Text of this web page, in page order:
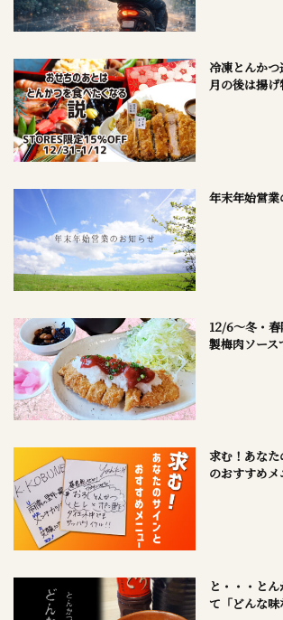
冷凍とんか
月の後は揚
年末年始営
12/6～冬・
製梅肉ソース
求む！あな
のおすすめメ
と・・・と
て「どんな味